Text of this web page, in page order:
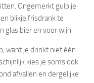
Ongemerkt gulp je
blikje frisdrank te
glas bier en voor wijn.
want je drinkt niet één
kies je soms ook
afvallen en dergelijke